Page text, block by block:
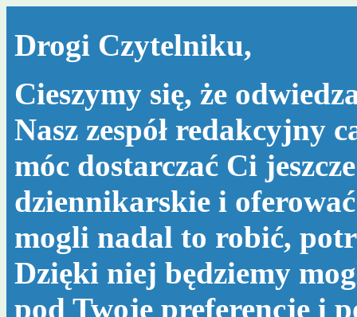
Drogi Czytelniku,
Cieszymy się, że
Nasz zespół redakcyjny
móc dostarczać Ci
dziennikarskie i oferować
mogli nadal to robić,
Dzięki niej będziemy
pod Twoje preferencje i